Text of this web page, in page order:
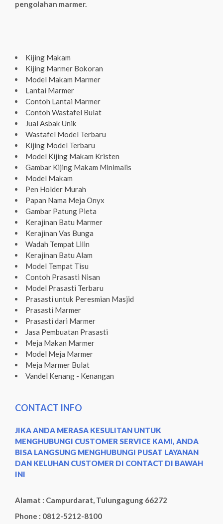
pengolahan marmer.
Kijing Makam
Kijing Marmer Bokoran
Model Makam Marmer
Lantai Marmer
Contoh Lantai Marmer
Contoh Wastafel Bulat
Jual Asbak Unik
Wastafel Model Terbaru
Kijing Model Terbaru
Model Kijing Makam Kristen
Gambar Kijing Makam Minimalis
Model Makam
Pen Holder Murah
Papan Nama Meja Onyx
Gambar Patung Pieta
Kerajinan Batu Marmer
Kerajinan Vas Bunga
Wadah Tempat Lilin
Kerajinan Batu Alam
Model Tempat Tisu
Contoh Prasasti Nisan
Model Prasasti Terbaru
Prasasti untuk Peresmian Masjid
Prasasti Marmer
Prasasti dari Marmer
Jasa Pembuatan Prasasti
Meja Makan Marmer
Model Meja Marmer
Meja Marmer Bulat
Vandel Kenang - Kenangan
CONTACT INFO
JIKA ANDA MERASA KESULITAN UNTUK
MENGHUBUNGI CUSTOMER SERVICE KAMI, ANDA
BISA LANGSUNG MENGHUBUNGI PUSAT LAYANAN
DAN KELUHAN CUSTOMER DI CONTACT DI BAWAH
INI
Alamat : Campurdarat, Tulungagung 66272
Phone : 0812-5212-8100